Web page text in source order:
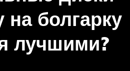
на болгарку
лучшими?